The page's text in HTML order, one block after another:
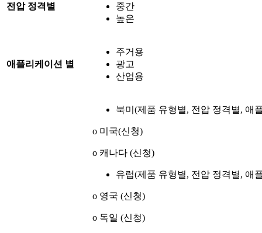
전압 정격별
중간
높은
애플리케이션 별
주거용
광고
산업용
북미(제품 유형별, 전압 정격별, 애
o 미국(신청)
o 캐나다 (신청)
유럽(제품 유형별, 전압 정격별, 애
o 영국 (신청)
o 독일 (신청)